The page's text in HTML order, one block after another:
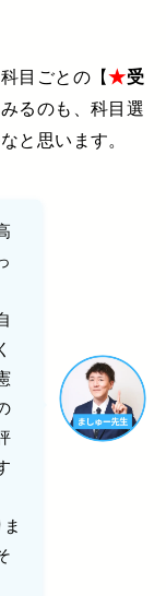
目ごとの【★受
るのも、科目選
と思います。